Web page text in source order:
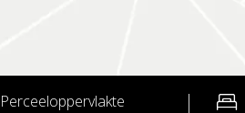
Perceeloppervlakte